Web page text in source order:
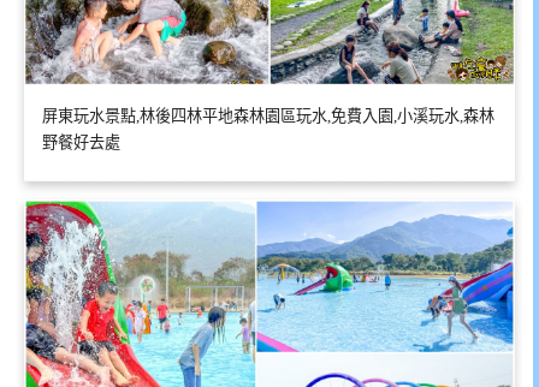
屏東玩水景點,林後四林平地森林園區玩水,免費入園,小溪玩水,森林
野餐好去處